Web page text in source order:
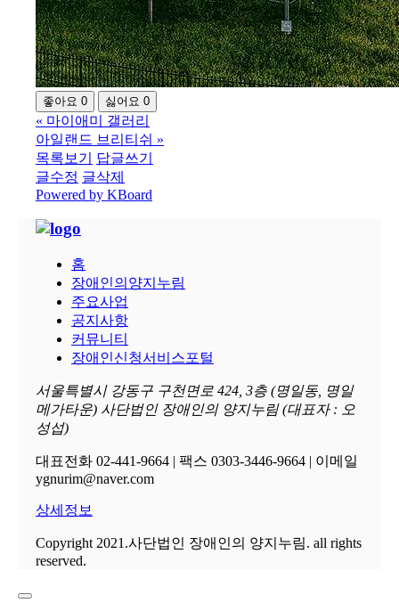
좋아요 0 싫어요 0
« 마이애미 갤러리
아일랜드 브리티쉬 »
목록보기
답글쓰기
글수정 글삭제
Powered by KBoard
홈
장애인의양지누림
주요사업
공지사항
커뮤니티
장애인신청서비스포털
서울특별시 강동구 구천면로 424, 3층 (명일동, 명일
메가타운) 사단법인 장애인의 양지누림 (대표자 : 오
성섭)
대표전화 02-441-9664 | 팩스 0303-3446-9664 | 이메일
ygnurim@naver.com
상세정보
Copyright 2021.사단법인 장애인의 양지누림. all rights
reserved.